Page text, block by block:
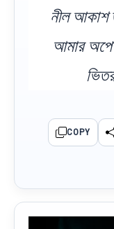
নীল আকাশ
আমার
COPY